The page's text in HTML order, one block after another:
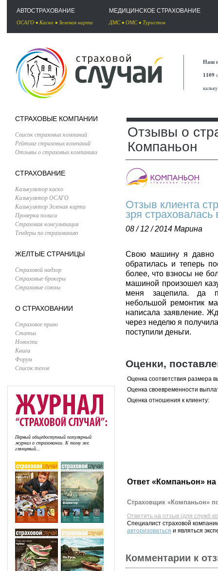
АВТОСТРАХОВАНИЕ
ОСАГО • Каско • Зеленая карта
МЕДИЦИНСКОЕ СТРАХОВАНИЕ
ДМС• ОМС• Туристов
Наш
1109
СТРАХОВЫЕ КОМПАНИИ
Список страховых компаний
Рейтинг страховых компаний
Отзывы о страховых компаниях
СТРАХОВАНИЕ
Калькулятор каско
Калькулятор ОСАГО
Калькулятор Зеленая карта
Проверка полиса
Страховая консультация
Тендеры по страхованию
ЖЕЛТЫЕ СТРАНИЦЫ
Страховой надзор
Страховые брокеры
Страховые союзы
О СТРАХОВАНИИ
Страховое право
Статьи
Новости
Книги
Форум
Список тегов
Первый общедоступный популярный
журнал о страховании. К тому же,
глянцевый...
Отзывы о
Компаньон
Отзыв клиента
зря страховалась
08 / 12 / 2014 Марина
Свою машину я давно
обратилась и теперь
более, что взносы не
машиной произошел
меня зацепила. да
небольшой ремонтик
написала заявление.
через неделю я
поступили деньги.
Оценки,
Оценка соответствия размера
Оценка своевременности
Оценка отношения к клиенту:
Ответ «Компаньон»
Страховщик «Компаньон»
Ответить на отзыв (для служб
Специалист страховой
авторизоваться и являться
Комментарии к